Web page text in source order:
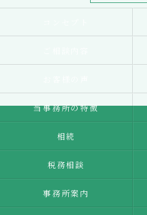
当事務所の特徴
相続
税務相談
事務所案内